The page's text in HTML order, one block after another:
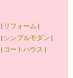
| リフォーム |
| シンプルモダン |
| コートハウス |